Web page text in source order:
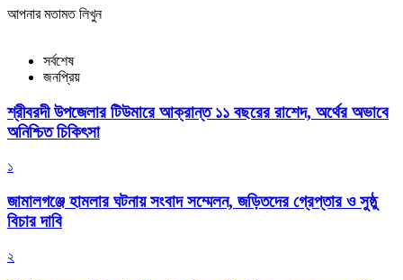
আপনার মতামত লিখুন
সর্বশেষ
জনপ্রিয়
শ্রীবরদী উপজেলার টিউমারে আক্রান্ত ১১ বছরের রাশেদ, অর্থের অভাবে
অনিশ্চিত চিকিৎসা
১
জামালগঞ্জে হামলার ঘটনায় সংবাদ সম্মেলন, জড়িতদের গ্রেপ্তার ও সুষ্ঠু
বিচার দাবি
২